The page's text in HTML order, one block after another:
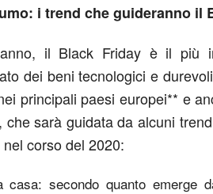
i trend che guideranno il
il Black Friday è il più
dei beni tecnologici e
principali paesi europei** e
che sarà guidata da alcuni
corso del 2020:
secondo quanto emerge